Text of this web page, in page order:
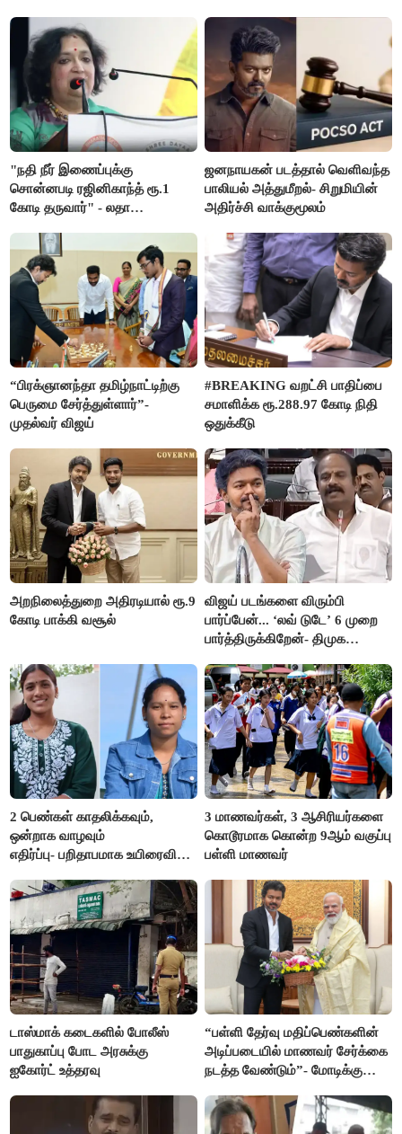
"நதி நீர் இணைப்புக்கு
சொன்னபடி ரஜினிகாந்த் ரூ.1
கோடி தருவார்" - லதா
ஜனநாயகன் படத்தால் வெளிவந்த
பாலியல் அத்துமீறல்- சிறுமியின்
அதிர்ச்சி வாக்குமூலம்
“பிரக்ஞானந்தா தமிழ்நாட்டிற்கு
பெருமை சேர்த்துள்ளார்”-
முதல்வர் விஜய்
#BREAKING வறட்சி பாதிப்பை
சமாளிக்க ரூ.288.97 கோடி நிதி
ஒதுக்கீடு
அறநிலைத்துறை அதிரடியால் ரூ.9
கோடி பாக்கி வசூல்
விஜய் படங்களை விரும்பி
பார்ப்பேன்... ‘லவ் டுடே’ 6 முறை
பார்த்திருக்கிறேன்- திமுக
2 பெண்கள் காதலிக்கவும்,
ஒன்றாக வாழவும்
எதிர்ப்பு- பறிதாபமாக உயிரைவிட்ட
3 மாணவர்கள், 3 ஆசிரியர்களை
கொடூரமாக கொன்ற 9ஆம் வகுப்பு
பள்ளி மாணவர்
டாஸ்மாக் கடைகளில் போலீஸ்
பாதுகாப்பு போட அரசுக்கு
ஐகோர்ட் உத்தரவு
“பள்ளி தேர்வு மதிப்பெண்களின்
அடிப்படையில் மாணவர் சேர்க்கை
நடத்த வேண்டும்”- மோடிக்கு